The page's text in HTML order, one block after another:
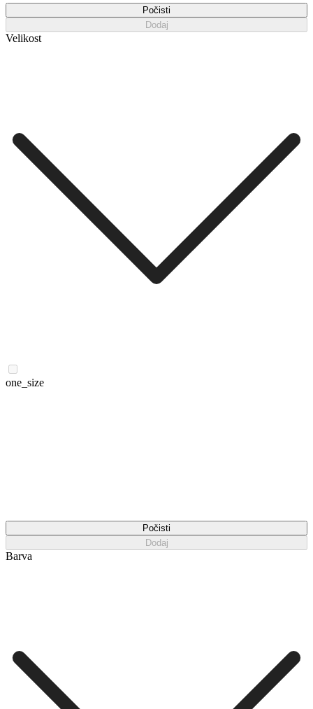
Počisti
Dodaj
Velikost
one_size
Počisti
Dodaj
Barva